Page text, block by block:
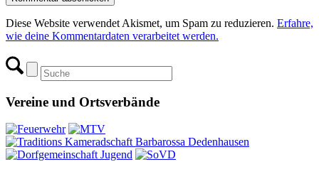
Diese Website verwendet Akismet, um Spam zu reduzieren. Erfahre,
wie deine Kommentardaten verarbeitet werden.
Vereine und Ortsverbände